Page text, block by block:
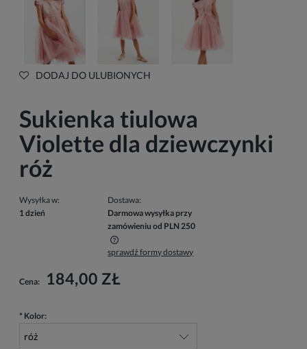
DODAJ DO ULUBIONYCH
Sukienka tiulowa
Violette dla dziewczynki
róż
Wysyłka w:
1 dzień
Dostawa:
Darmowa wysyłka przy
zamówieniu od PLN 250
Cena nie zawiera ewentualnych kosztów płatności
sprawdź formy dostawy
Cena: 184,00 ZŁ
* Kolor: